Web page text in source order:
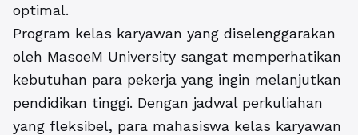
optimal.
Program kelas karyawan yang diselenggarakan
oleh MasoeM University sangat memperhatikan
kebutuhan para pekerja yang ingin melanjutkan
pendidikan tinggi. Dengan jadwal perkuliahan
yang fleksibel, para mahasiswa kelas karyawan